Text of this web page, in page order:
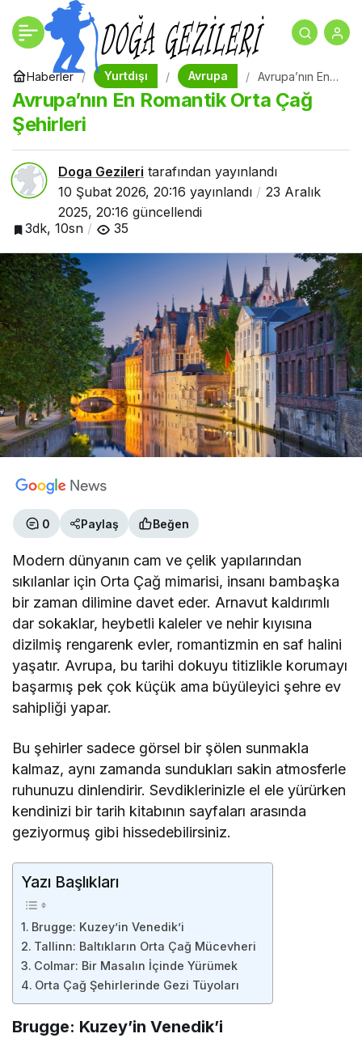
Haberler Yurtdışı Avrupa
Avrupa’nın En
Romantik Orta
Çağ Şehirleri
Avrupa’nın En Romantik Orta Çağ
Şehirleri
Doga Gezileri tarafından yayınlandı
10 Şubat 2026, 20:16 yayınlandı
23 Aralık
2025, 20:16 güncellendi
3dk, 10sn
35
0 Paylaş Beğen
Modern dünyanın cam ve çelik yapılarından
sıkılanlar için Orta Çağ mimarisi, insanı bambaşka
bir zaman dilimine davet eder. Arnavut kaldırımlı
dar sokaklar, heybetli kaleler ve nehir kıyısına
dizilmiş rengarenk evler, romantizmin en saf halini
yaşatır. Avrupa, bu tarihi dokuyu titizlikle korumayı
başarmış pek çok küçük ama büyüleyici şehre ev
sahipliği yapar.
Bu şehirler sadece görsel bir şölen sunmakla
kalmaz, aynı zamanda sundukları sakin atmosferle
ruhunuzu dinlendirir. Sevdiklerinizle el ele yürürken
kendinizi bir tarih kitabının sayfaları arasında
geziyormuş gibi hissedebilirsiniz.
Yazı Başlıkları
Brugge: Kuzey’in Venedik’i
Tallinn: Baltıkların Orta Çağ Mücevheri
Colmar: Bir Masalın İçinde Yürümek
Orta Çağ Şehirlerinde Gezi Tüyoları
Brugge: Kuzey’in Venedik’i
Yurtdışında Balayı
Çiftleri İçin Romantik
Destinasyonlar
+ - Paylaş